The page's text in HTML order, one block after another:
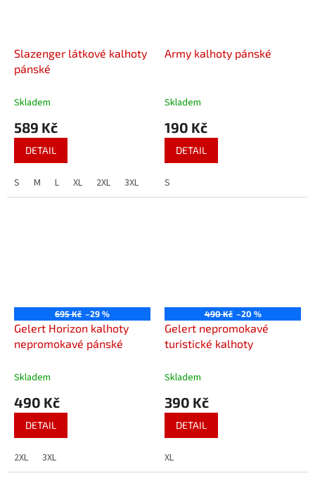
Slazenger látkové kalhoty
pánské
Skladem
589 Kč
DETAIL
S M L XL 2XL 3XL 4XL
Army kalhoty pánské
Skladem
190 Kč
DETAIL
S
695 Kč –29 %
Gelert Horizon kalhoty
nepromokavé pánské
Skladem
490 Kč
DETAIL
2XL 3XL
490 Kč –20 %
Gelert nepromokavé
turistické kalhoty
Skladem
390 Kč
DETAIL
XL